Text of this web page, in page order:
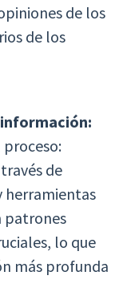
de los
de los
proceso:
de
herramientas
patrones
lo que
más profunda